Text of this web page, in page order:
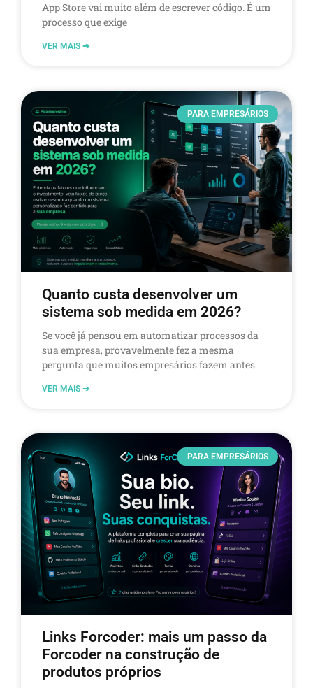
App Store vai muito além de escrever código. É um
processo que exige
VER MAIS ➔
PARA EMPRESÁRIOS
Quanto custa desenvolver um
sistema sob medida em 2026?
Se você já pensou em automatizar processos da
sua empresa, provavelmente fez a mesma
pergunta que muitos empresários fazem antes
VER MAIS ➔
PARA EMPRESÁRIOS
Links Forcoder: mais um passo da
Forcoder na construção de
produtos próprios